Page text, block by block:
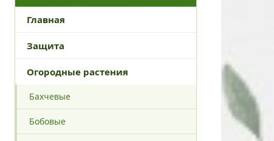
Главная
Защита
Огородные растения
Бахчевые
Бобовые